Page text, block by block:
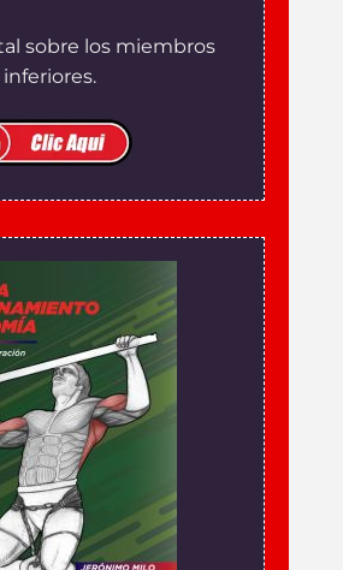
sobre los miembros
inferiores.